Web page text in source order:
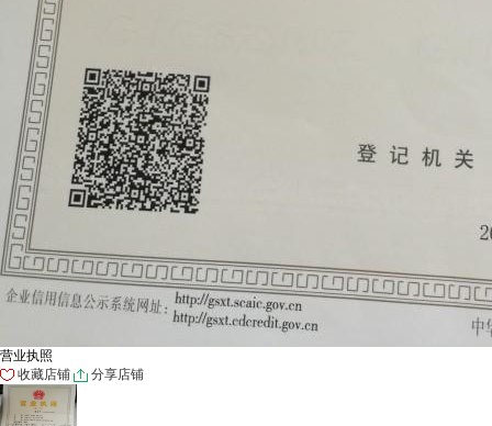
营业执照
收藏店铺
分享店铺